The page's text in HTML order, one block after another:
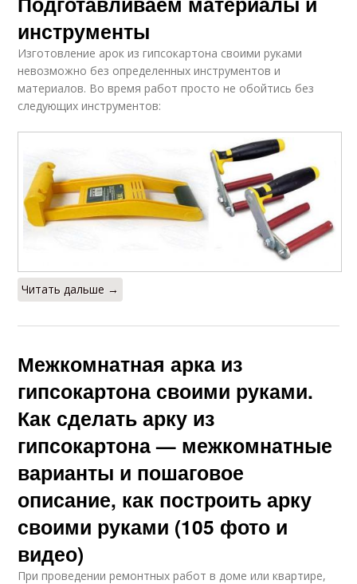
инструменты
Изготовление арок из гипсокартона своими руками
невозможно без определенных инструментов и
материалов. Во время работ просто не обойтись без
следующих инструментов:
Читать дальше →
Межкомнатная арка из
гипсокартона своими руками.
Как сделать арку из
гипсокартона — межкомнатные
варианты и пошаговое
описание, как построить арку
своими руками (105 фото и
видео)
При проведении ремонтных работ в доме или квартире,